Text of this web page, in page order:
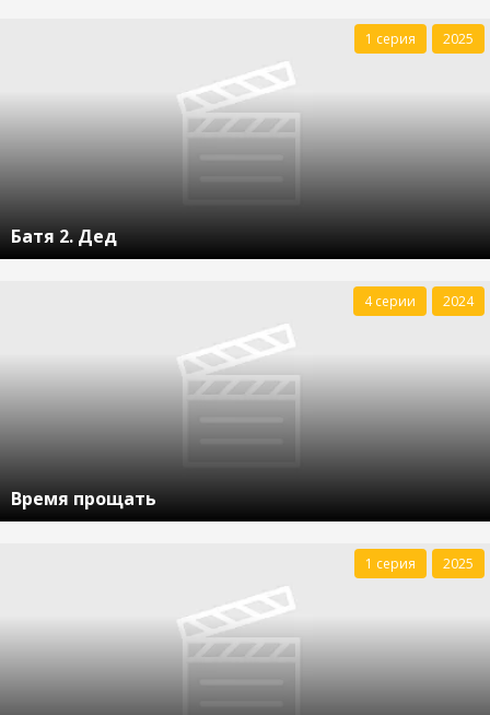
Батя 2. Дед
1 серия 2025
Время прощать
4 серии 2024
1 серия 2025